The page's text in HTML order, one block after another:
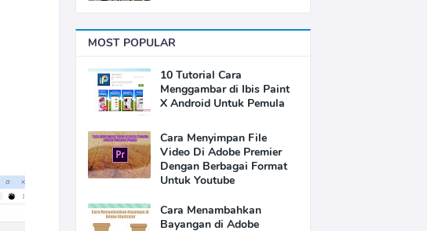
MOST POPULAR
10 Tutorial Cara
Menggambar di Ibis Paint
X Android Untuk Pemula
Cara Menyimpan File
Video Di Adobe Premier
Dengan Berbagai Format
Untuk Youtube
Cara Menambahkan
Bayangan di Adobe